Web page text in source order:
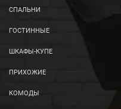
СПАЛЬНИ
ГОСТИННЫЕ
ШКАФЫ-КУПЕ
ПРИХОЖИЕ
КОМОДЫ